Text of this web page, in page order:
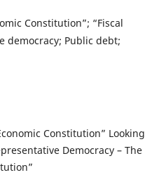
Constitution”; “Fiscal
democracy; Public debt;
Constitution” Looking
Democracy – The